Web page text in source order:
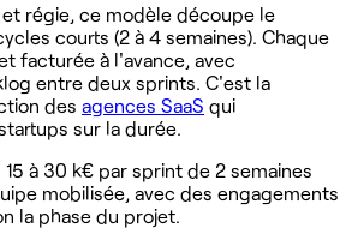
régie, ce modèle découpe le
courts (2 à 4 semaines). Chaque
facturée à l'avance, avec
entre deux sprints. C'est la
des agences SaaS qui
sur la durée.
15 à 30 k€ par sprint de 2 semaines
mobilisée, avec des engagements
la phase du projet.